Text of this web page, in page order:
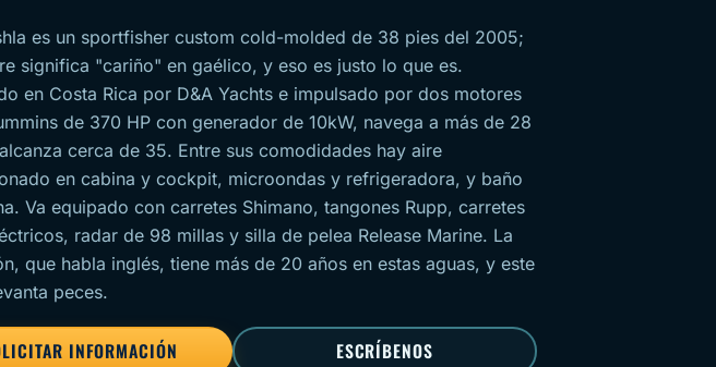
es un sportfisher custom cold-molded de 38 pies del 2005;
significa "cariño" en gaélico, y eso es justo lo que es.
en Costa Rica por D&A Yachts e impulsado por dos motores
de 370 HP con generador de 10kW, navega a más de 28
cerca de 35. Entre sus comodidades hay aire
en cabina y cockpit, microondas y refrigeradora, y baño
Va equipado con carretes Shimano, tangones Rupp, carretes
radar de 98 millas y silla de pelea Release Marine. La
que habla inglés, tiene más de 20 años en estas aguas, y este
peces.
INFORMACIÓN ESCRÍBENOS